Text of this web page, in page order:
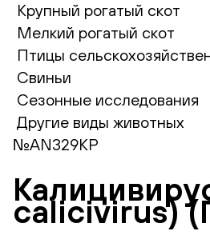
Крупный рогатый скот
Мелкий рогатый скот
Птицы
Свиньи
Сезонные исследования
Другие виды животных
№AN329KP
calicivirus)